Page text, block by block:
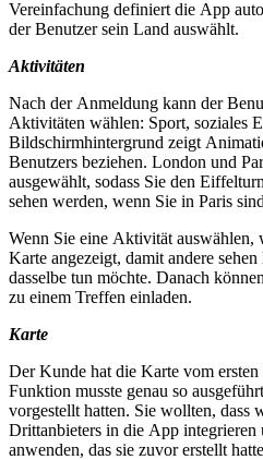
Vereinfachung definiert die App
der Benutzer sein Land auswählt.
Aktivitäten
Nach der Anmeldung kann der
Aktivitäten wählen: Sport, soziales
Bildschirmhintergrund zeigt
Benutzers beziehen. London und
ausgewählt, sodass Sie den
sehen werden, wenn Sie in Paris
Wenn Sie eine Aktivität auswählen,
Karte angezeigt, damit andere
dasselbe tun möchte. Danach
zu einem Treffen einladen.
Karte
Der Kunde hat die Karte vom
Funktion musste genau so
vorgestellt hatten. Sie wollten, dass
Drittanbieters in die App integrieren
anwenden, das sie zuvor erstellt